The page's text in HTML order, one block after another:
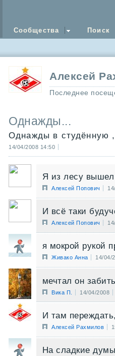
Сообщества Поиск
Алексей
Последнее
Однажды...
Однажды в студённую
14/04/2008 14:50
Я из лесу
Алексей Попович
И всё таки
Алексей Попович
я мокрой рукой
Живако Анна 14/04/
мечтал он
Вика П. 14/04/2008
И там
Алексей Рахмилов
На сладкие